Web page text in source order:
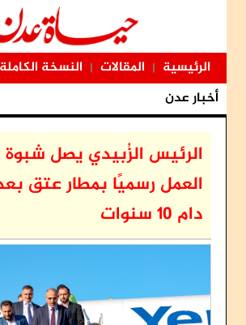
الرئيسية | المقالات | النسخة الكاملة
أخبار عدن
الرئيس الزُبيدي يصل
العمل رسميًا بمطار عتق
دام 10 سنوات